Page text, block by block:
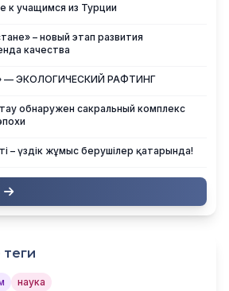
к учащимся из Турции
– новый этап развития
качества
— ЭКОЛОГИЧЕСКИЙ РАФТИНГ
обнаружен сакральный комплекс
Шәкәрім университеті – үздік жұмыс берушілер қатарында!
наука